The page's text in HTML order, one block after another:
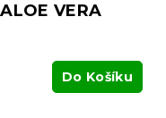
VERA
Do Košíku